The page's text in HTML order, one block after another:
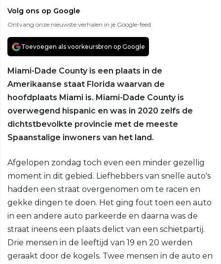
Volg ons op Google
Ontvang onze nieuwste verhalen in je Google-feed
Toevoegen als voorkeursbron op Google
Miami-Dade County is een plaats in de
Amerikaanse staat Florida waarvan de
hoofdplaats Miami is. Miami-Dade County is
overwegend hispanic en was in 2020 zelfs de
dichtstbevolkte provincie met de meeste
Spaanstalige inwoners van het land.
Afgelopen zondag toch even een minder gezellig
moment in dit gebied. Liefhebbers van snelle auto's
hadden een straat overgenomen om te racen en
gekke dingen te doen. Het ging fout toen een auto
in een andere auto parkeerde en daarna was de
straat ineens een plaats delict van een schietpartij.
Drie mensen in de leeftijd van 19 en 20 werden
geraakt door de kogels. Twee mensen in de auto en